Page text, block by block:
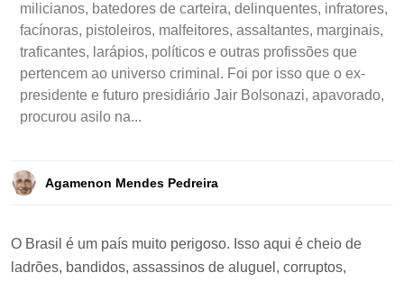
milicianos, batedores de carteira, delinquentes, infratores,
facínoras, pistoleiros, malfeitores, assaltantes, marginais,
traficantes, larápios, políticos e outras profissões que
pertencem ao universo criminal. Foi por isso que o ex-
presidente e futuro presidiário Jair Bolsonazi, apavorado,
procurou asilo na...
Agamenon Mendes Pedreira
O Brasil é um país muito perigoso. Isso aqui é cheio de
ladrões, bandidos, assassinos de aluguel, corruptos,